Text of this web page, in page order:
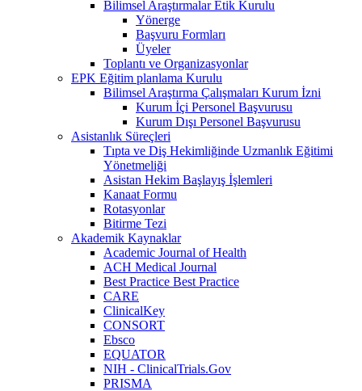
Bilimsel Araştırmalar Etik Kurulu
Yönerge
Başvuru Formları
Üyeler
Toplantı ve Organizasyonlar
EPK Eğitim planlama Kurulu
Bilimsel Araştırma Çalışmaları Kurum İzni
Kurum İçi Personel Başvurusu
Kurum Dışı Personel Başvurusu
Asistanlık Süreçleri
Tıpta ve Diş Hekimliğinde Uzmanlık Eğitimi
Yönetmeliği
Asistan Hekim Başlayış İşlemleri
Kanaat Formu
Rotasyonlar
Bitirme Tezi
Akademik Kaynaklar
Academic Journal of Health
ACH Medical Journal
Best Practice Best Practice
CARE
ClinicalKey
CONSORT
Ebsco
EQUATOR
NIH - ClinicalTrials.Gov
PRISMA